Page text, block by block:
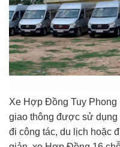
Xe Hợp Đồng Tuy
giao thông được sử dụng
đi công tác, du lịch hoặc